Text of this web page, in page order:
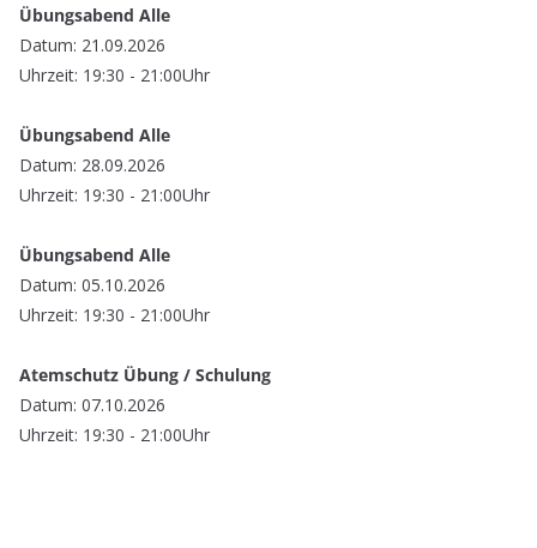
Übungsabend Alle
Datum: 21.09.2026
Uhrzeit: 19:30 - 21:00Uhr
Übungsabend Alle
Datum: 28.09.2026
Uhrzeit: 19:30 - 21:00Uhr
Übungsabend Alle
Datum: 05.10.2026
Uhrzeit: 19:30 - 21:00Uhr
Atemschutz Übung / Schulung
Datum: 07.10.2026
Uhrzeit: 19:30 - 21:00Uhr